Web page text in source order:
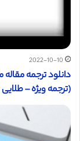
2022-10-10
(ترجمه ویژه – طلایی